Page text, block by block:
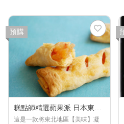
預購
糕點師精選蘋果派 日本東北
地區風味
這是一款將東北地區【美味】凝